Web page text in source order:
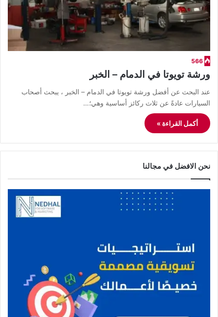
566
ورشة تويوتا في الدمام – الخبر
عند البحث عن أفضل ورشة تويوتا في الدمام – الخبر ، يبحث أصحاب
السيارات عادةً عن ثلاث ركائز أساسية وهي؛…
أكمل القراءة »
نحن الافضل في مجالنا